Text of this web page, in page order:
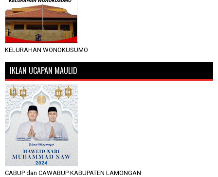
KELURAHAN WONOKUSUMO
IKLAN UCAPAN MAULID
CABUP dan CAWABUP KABUPATEN LAMONGAN